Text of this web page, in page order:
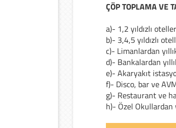
ÇÖP TOPLAMA VE
a)- 1,2 yıldızlı
b)- 3,4,5 yıldızlı
c)- Limanlardan
d)- Bankalardan
e)- Akaryakıt
f)- Disco, bar ve
g)- Restaurant ve
h)- Özel Okullardan